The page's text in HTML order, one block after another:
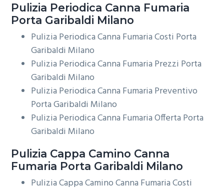
Pulizia Periodica Canna Fumaria
Porta Garibaldi Milano
Pulizia Periodica Canna Fumaria Costi Porta
Garibaldi Milano
Pulizia Periodica Canna Fumaria Prezzi Porta
Garibaldi Milano
Pulizia Periodica Canna Fumaria Preventivo
Porta Garibaldi Milano
Pulizia Periodica Canna Fumaria Offerta Porta
Garibaldi Milano
Pulizia Cappa Camino Canna
Fumaria Porta Garibaldi Milano
Pulizia Cappa Camino Canna Fumaria Costi